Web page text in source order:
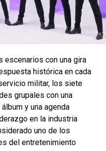
escenarios con una gira
histórica en cada
militar, los siete
grupales con una
y una agenda
en la industria
uno de los
del entretenimiento